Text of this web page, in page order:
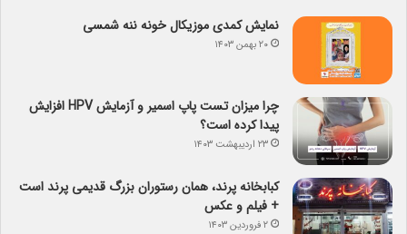
نمایش کمدی موزیکال خونه ننه شمسی
۲۰ بهمن ۱۴۰۳
چرا میزان تست پاپ اسمیر و آزمایش HPV افزایش
پیدا کرده است؟
۲۳ اردیبهشت ۱۴۰۳
کبابخانه پرند، همان رستوران بزرگ قدیمی پرند است
+ فیلم و عکس
۲ فروردین ۱۴۰۳